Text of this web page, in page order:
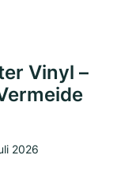
Vinyl –
2026